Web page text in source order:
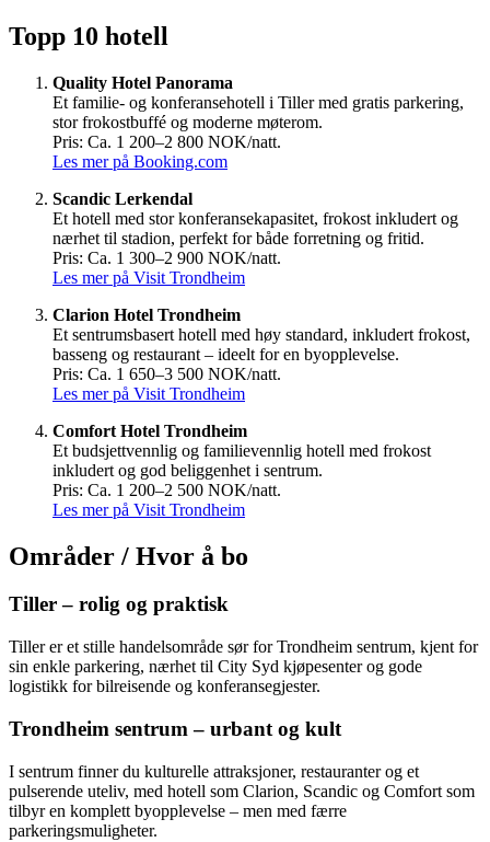
Topp 10 hotell
Quality Hotel Panorama
Et familie- og konferansehotell i Tiller med gratis parkering,
stor frokostbuffé og moderne møterom.
Pris: Ca. 1 200–2 800 NOK/natt.
Les mer på Booking.com
Scandic Lerkendal
Et hotell med stor konferansekapasitet, frokost inkludert og
nærhet til stadion, perfekt for både forretning og fritid.
Pris: Ca. 1 300–2 900 NOK/natt.
Les mer på Visit Trondheim
Clarion Hotel Trondheim
Et sentrumsbasert hotell med høy standard, inkludert frokost,
basseng og restaurant – ideelt for en byopplevelse.
Pris: Ca. 1 650–3 500 NOK/natt.
Les mer på Visit Trondheim
Comfort Hotel Trondheim
Et budsjettvennlig og familievennlig hotell med frokost
inkludert og god beliggenhet i sentrum.
Pris: Ca. 1 200–2 500 NOK/natt.
Les mer på Visit Trondheim
Områder / Hvor å bo
Tiller – rolig og praktisk
Tiller er et stille handelsområde sør for Trondheim sentrum, kjent for
sin enkle parkering, nærhet til City Syd kjøpesenter og gode
logistikk for bilreisende og konferansegjester.
Trondheim sentrum – urbant og kult
I sentrum finner du kulturelle attraksjoner, restauranter og et
pulserende uteliv, med hotell som Clarion, Scandic og Comfort som
tilbyr en komplett byopplevelse – men med færre
parkeringsmuligheter.